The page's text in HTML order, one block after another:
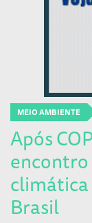
MEIO AMBIENTE
Após
climática
Brasil